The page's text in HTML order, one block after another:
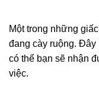
Một trong những
đang cày ruộng. Đây
có thể bạn sẽ nhận
việc.